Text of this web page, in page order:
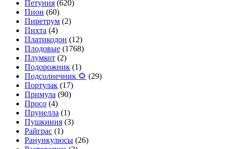
Петуния (620)
Пион (60)
Пиретрум (2)
Пихта (4)
Платикодон (12)
Плодовые (1768)
Плумкот (2)
Подорожник (1)
Подсолнечник 🌻 (29)
Портулак (17)
Примула (90)
Просо (4)
Прунелла (1)
Пушкиния (3)
Райграс (1)
Ранункулюсы (26)